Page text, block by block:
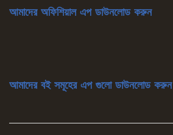
আমাদের অফিশিয়াল এপ ডাউনলোড করুন
আমাদের বই সমূহের এপ গুলো ডাউনলোড করুন